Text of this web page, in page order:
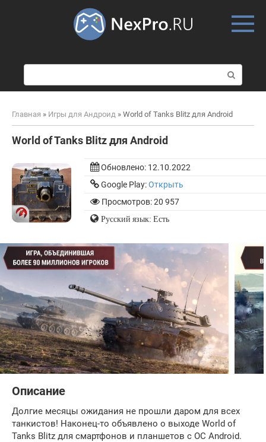
о
и
к
Главная » Игры для Андроид » World of Tanks Blitz для Android
World of Tanks Blitz для Android
Обновлено: 12.10.2022
Google Play:Открыть
Просмотров: 20 957
Русский язык: Есть
Описание
Долгие месяцы ожидания не прошли даром для всех
танкистов! Наконец-то объявлено о выходе World of
Tanks Blitz для смартфонов и планшетов с ОС Android.